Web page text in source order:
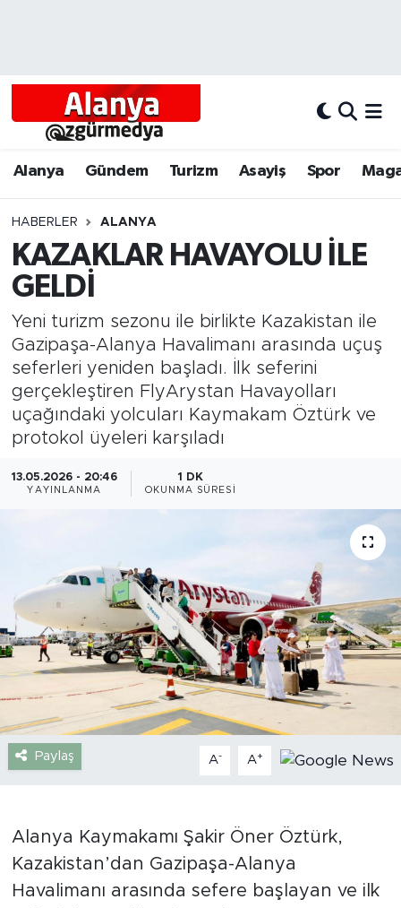
Alanya Gündem Turizm Asayiş Spor
HABERLER ALANYA
KAZAKLAR HAVAYOLU İLE
GELDİ
Yeni turizm sezonu ile birlikte Kazakistan ile
Gazipaşa-Alanya Havalimanı arasında uçuş
seferleri yeniden başladı. İlk seferini
gerçekleştiren FlyArystan Havayolları
uçağındaki yolcuları Kaymakam Öztürk ve
protokol üyeleri karşıladı
13.05.2026 - 20:46
YAYINLANMA
1 DK
OKUNMA SÜRESI
Paylaş A- A+
Alanya Kaymakamı Şakir Öner Öztürk,
Kazakistan’dan Gazipaşa-Alanya
Havalimanı arasında sefere başlayan ve ilk
Alanyum
Bölgesel
Dünya
Eğitim
Ekonomi
Gazipaşa
Güncel
İnşaat-Emlak
Kültür-Sanat
Sağlık
Spor
Türkiye
Yaşam
Alanya Hava Durumu
Tüm Manşetler
Son Dakika Haberleri
Haber Arşivi